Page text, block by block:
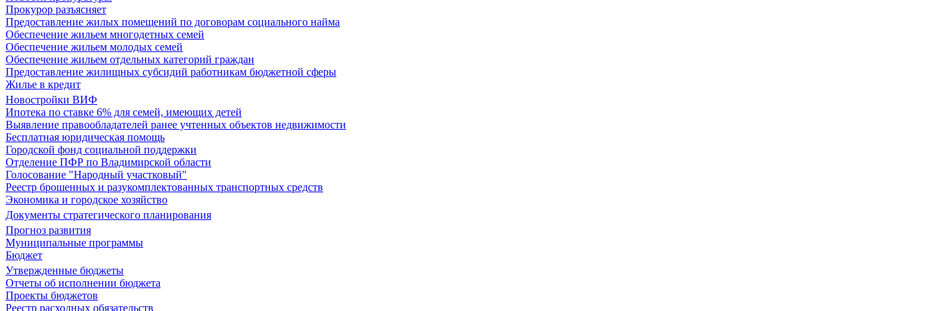
Прокурор разъясняет
Предоставление жилых помещений по договорам социального найма
Обеспечение жильем многодетных семей
Обеспечение жильем молодых семей
Обеспечение жильем отдельных категорий граждан
Предоставление жилищных субсидий работникам бюджетной сферы
Жилье в кредит
Новостройки ВИФ
Ипотека по ставке 6% для семей, имеющих детей
Выявление правообладателей ранее учтенных объектов недвижимости
Бесплатная юридическая помощь
Городской фонд социальной поддержки
Отделение ПФР по Владимирской области
Голосование "Народный участковый"
Реестр брошенных и разукомплектованных транспортных средств
Экономика и городское хозяйство
Документы стратегического планирования
Прогноз развития
Муниципальные программы
Бюджет
Утвержденные бюджеты
Отчеты об исполнении бюджета
Проекты бюджетов
Реестр расходных обязательств